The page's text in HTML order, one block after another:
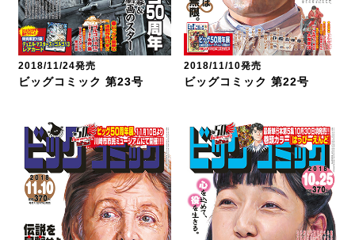
2018/11/24発売
ビッグコミック 第23号
2018/11/10発売
ビッグコミック 第22号